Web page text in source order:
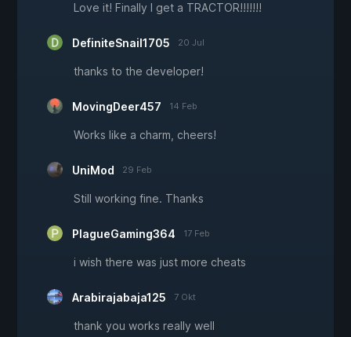
Love it! Finally I get a TRACTOR!!!!!!!
DefiniteSnail1705 20 Jul
thanks to the developer!
MovingDeer457 14 Feb
Works like a charm, cheers!
UniMod 29 Feb
Still working fine. Thanks
PlagueGaming364 17 Feb
i wish there was just more cheats
Arabirajabaja125 7 Okt
thank you works really well